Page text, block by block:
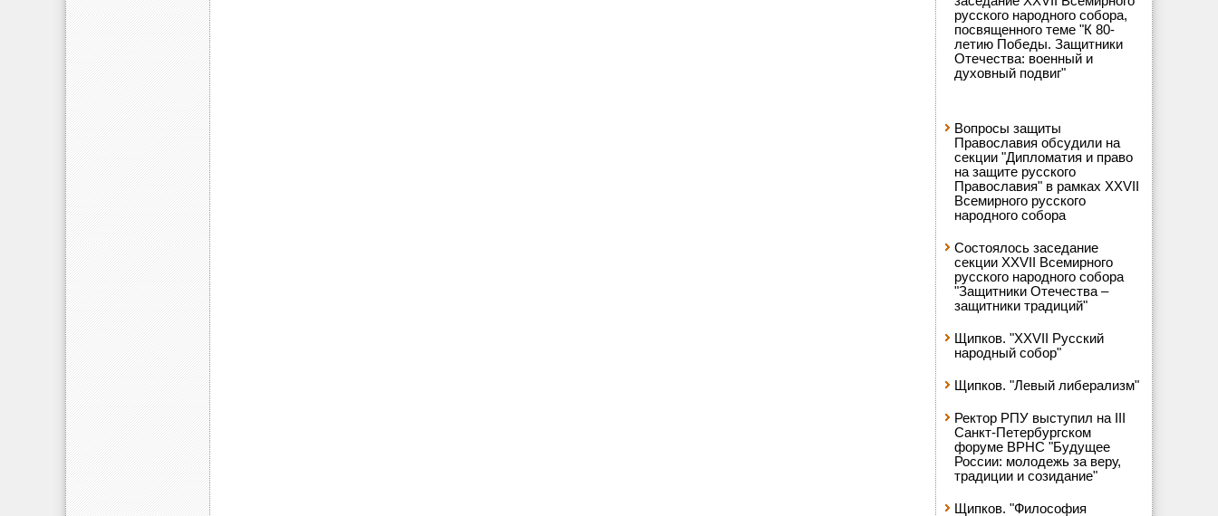
русского народного собора,
посвященного теме "К 80-
летию Победы. Защитники
Отечества: военный и
духовный подвиг"
Вопросы защиты
Православия обсудили на
секции "Дипломатия и право
на защите русского
Православия" в рамках XXVII
Всемирного русского
народного собора
Состоялось заседание
секции XXVII Всемирного
русского народного собора
"Защитники Отечества –
защитники традиций"
Щипков. "XXVII Русский
народный собор"
Щипков. "Левый либерализм"
Ректор РПУ выступил на III
Санкт-Петербургском
форуме ВРНС "Будущее
России: молодежь за веру,
традиции и созидание"
Щипков. "Философия